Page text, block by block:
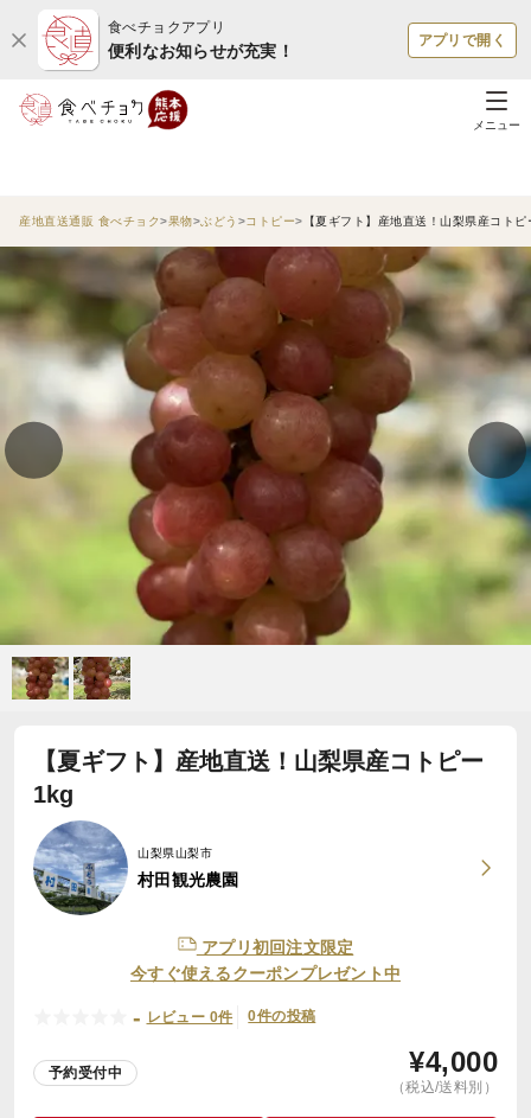
食べチョクアプリ
便利なお知らせが充実！
アプリで開く
メニュー
産地直送通販 食べチョク 果物 ぶどう コトピー 【夏ギフト】産地直送！山梨県産コト
【夏ギフト】産地直送！山梨県産コトピー
1kg
山梨県山梨市
村田観光農園
アプリ初回注文限定
今すぐ使えるクーポンプレゼント中
- レビュー 0件 0件の投稿
予約受付中 ¥4,000
（税込/送料別）